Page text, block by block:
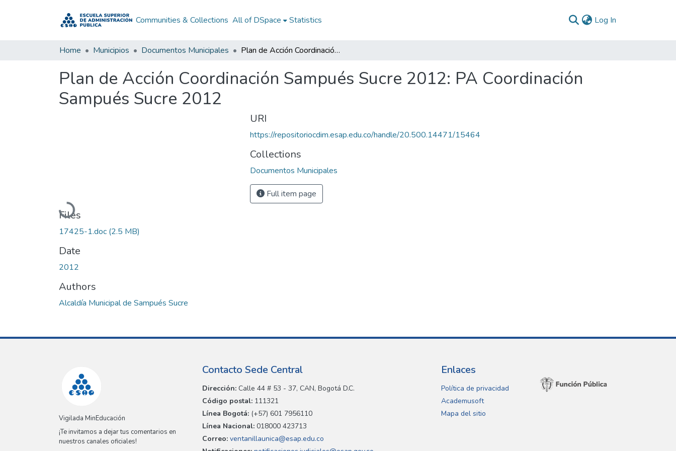
Communities & Collections All of DSpace Statistics Log In
Home Municipios Documentos Municipales Plan de Acción Coordinación Sampués Sucre 2012: PA Coordinación Sampués Sucre 2012
Plan de Acción Coordinación Sampués Sucre 2012: PA Coordinación
Sampués Sucre 2012
Loading...
Files
17425-1.doc (2.5 MB)
Date
2012
Authors
Alcaldía Municipal de Sampués Sucre
URI
https://repositoriocdim.esap.edu.co/handle/20.500.14471/15464
Collections
Documentos Municipales
Full item page
Vigilada MinEducación
¡Te invitamos a dejar tus comentarios en
nuestros canales oficiales!
Contacto Sede Central
Dirección: Calle 44 # 53 - 37, CAN, Bogotá D.C.
Código postal: 111321
Línea Bogotá: (+57) 601 7956110
Línea Nacional: 018000 423713
Correo: ventanillaunica@esap.edu.co
Enlaces
Política de privacidad
Academusoft
Mapa del sitio